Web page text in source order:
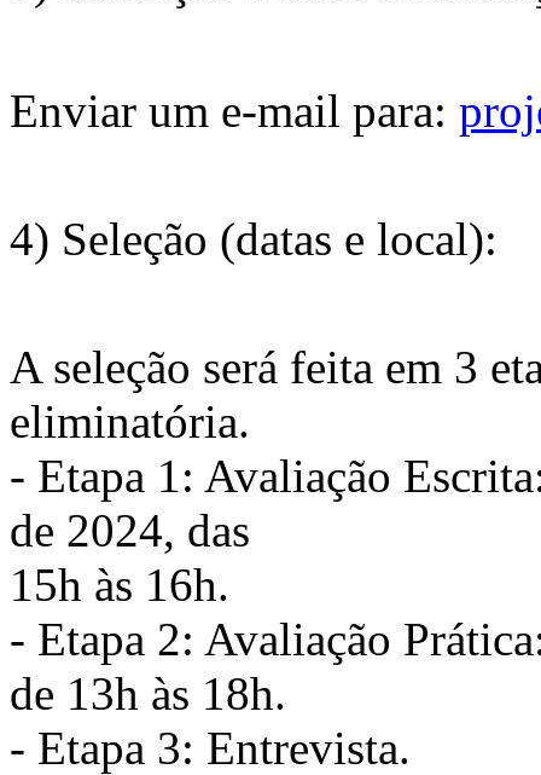
Enviar um e-mail para:
4) Seleção (datas e local):
A seleção será feita em 3
eliminatória.
- Etapa 1: Avaliação
de 2024, das
15h às 16h.
- Etapa 2: Avaliação
de 13h às 18h.
- Etapa 3: Entrevista.